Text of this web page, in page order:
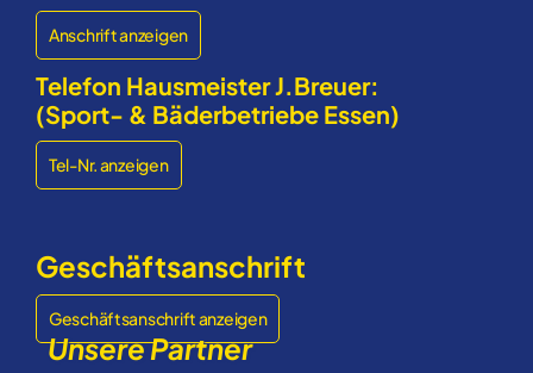
Anschrift anzeigen
Telefon Hausmeister J.Breuer:
(Sport- & Bäderbetriebe Essen)
Tel-Nr. anzeigen
Geschäftsanschrift
Geschäftsanschrift anzeigen
Unsere Partner